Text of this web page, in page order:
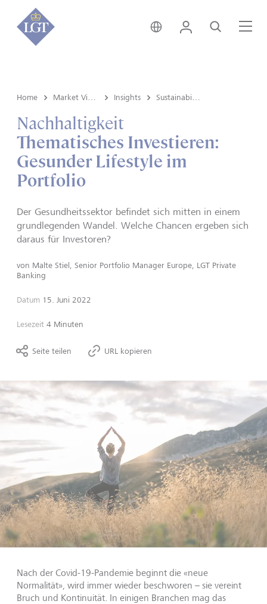
Österreich • Deutsch
Login Suche
Home Insights
Nachhaltigkeit
Thematisches Investieren:
Gesunder Lifestyle im
Portfolio
Der Gesundheitssektor befindet sich mitten in einem
grundlegenden Wandel. Welche Chancen ergeben sich
daraus für Investoren?
von Malte Stiel, Senior Portfolio Manager Europe, LGT Private
Banking
Datum 15. Juni 2022
Lesezeit 4 Minuten
Seite teilen URL kopieren
Nach der Covid-19-Pandemie beginnt die «neue
Normalität», wird immer wieder beschworen – sie vereint
Bruch und Kontinuität. In einigen Branchen mag das